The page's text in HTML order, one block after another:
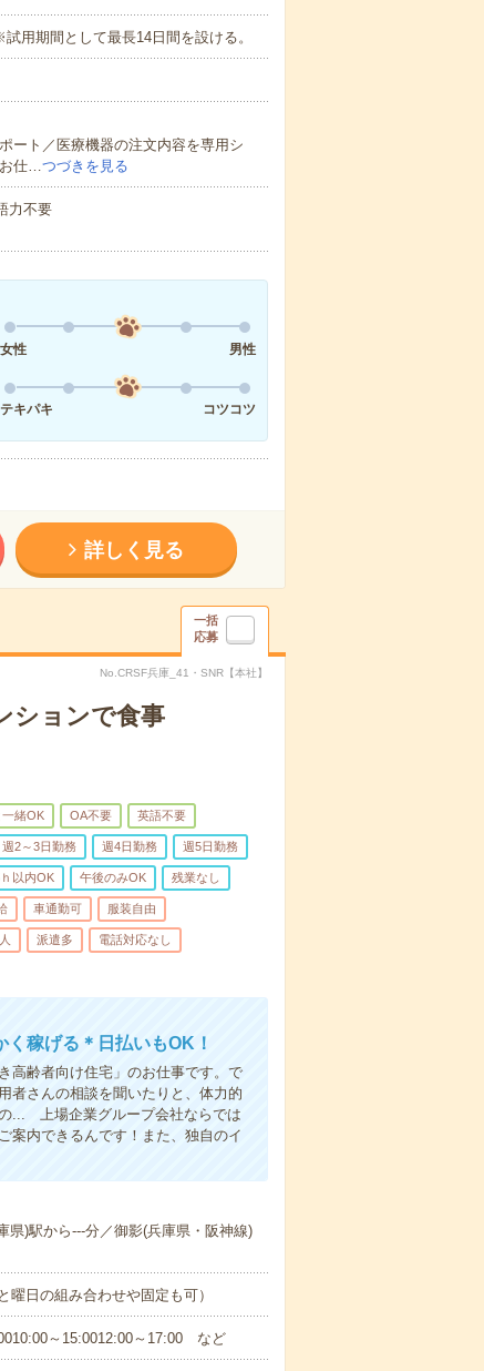
期間として最長14日間を設ける。
ート／医療機器の注文内容を専用シ
お仕…つづきを見る
力不要
女性
男性
テキパキ
コツコツ
詳しく見る
一括
応募
No.CRSF兵庫_41・SNR【本社】
ションで食事
緒OK OA不要 英語不要
週2～3日勤務 週4日勤務 週5日勤務
以内OK 午後のみOK 残業なし
車通勤可 服装自由
派遣多 電話対応なし
稼げる＊日払いもOK！
齢者向け住宅」のお仕事です。で
者さんの相談を聞いたりと、体力的
... 上場企業グループ会社ならでは
案内できるんです！また、独自のイ
県)駅から---分／御影(兵庫県・阪神線)
日の組み合わせや固定も可）
～15:0012:00～17:00 など